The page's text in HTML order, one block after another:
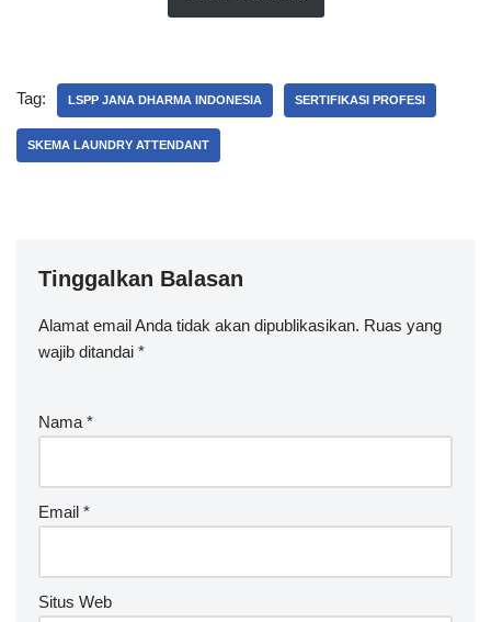
Tag: LSPP JANA DHARMA INDONESIA SERTIFIKASI PROFESI
SKEMA LAUNDRY ATTENDANT
Tinggalkan Balasan
Alamat email Anda tidak akan dipublikasikan. Ruas yang
wajib ditandai *
Nama *
Email *
Situs Web